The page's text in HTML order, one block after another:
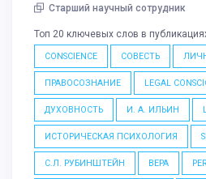
Старший научный сотрудник
Топ 20 ключевых слов в
CONSCIENCE СОВЕСТЬ
ПРАВОСОЗНАНИЕ LEGAL
ДУХОВНОСТЬ И. А. ИЛЬИН
ИСТОРИЧЕСКАЯ ПСИХОЛОГИЯ
С.Л. РУБИНШТЕЙН ВЕРА